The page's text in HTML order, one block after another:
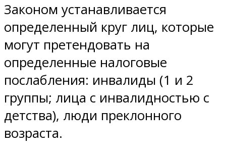
Законом устанавливается
определенный круг лиц, которые
могут претендовать на
определенные налоговые
послабления: инвалиды (1 и 2
группы; лица с инвалидностью с
детства), люди преклонного
возраста.